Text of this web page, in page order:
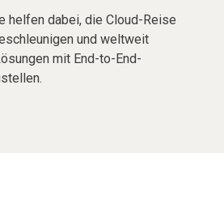
helfen dabei, die Cloud-Reise
und weltweit
mit End-to-End-